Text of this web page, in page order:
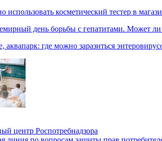
использовать косметический тестер в
день борьбы с гепатитами. Может ли
аквапарк: где можно заразиться
центр Роспотребнадзора